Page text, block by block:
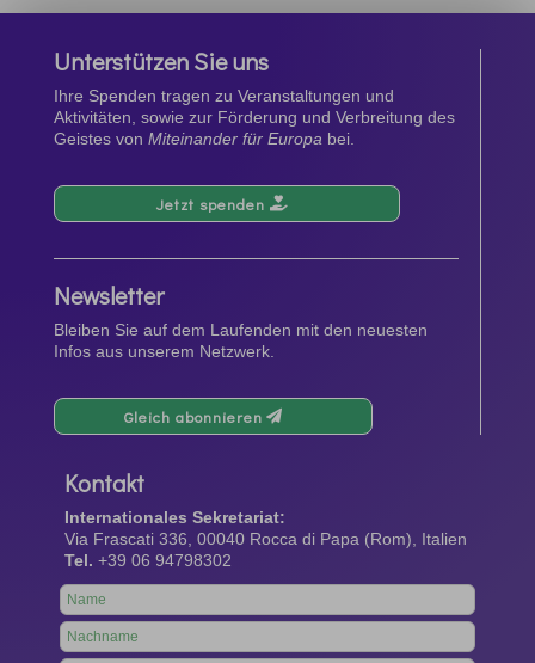
Unterstützen Sie uns
Ihre Spenden tragen zu Veranstaltungen und
Aktivitäten, sowie zur Förderung und Verbreitung des
Geistes von Miteinander für Europabei.
Jetzt spenden
Newsletter
Bleiben Sie auf dem Laufenden mit den neuesten
Infos aus unserem Netzwerk.
Gleich abonnieren
Kontakt
Internationales Sekretariat:
Via Frascati 336, 00040 Rocca di Papa (Rom), Italien
Tel. +39 06 94798302
Leave
this
field
blank